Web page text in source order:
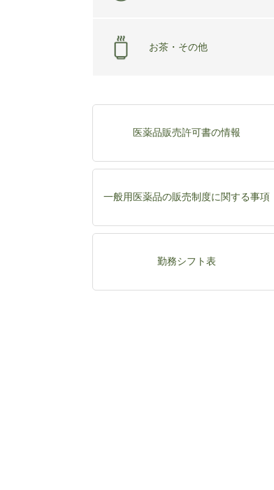
お茶・その他
医薬品販売許可書の情報
一般用医薬品の販売制度に関する事項
勤務シフト表